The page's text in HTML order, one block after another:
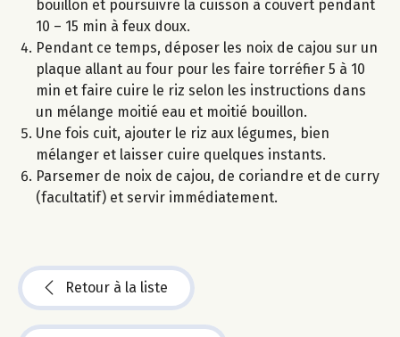
bouillon et poursuivre la cuisson à couvert pendant
10 – 15 min à feux doux.
Pendant ce temps, déposer les noix de cajou sur un
plaque allant au four pour les faire torréfier 5 à 10
min et faire cuire le riz selon les instructions dans
un mélange moitié eau et moitié bouillon.
Une fois cuit, ajouter le riz aux légumes, bien
mélanger et laisser cuire quelques instants.
Parsemer de noix de cajou, de coriandre et de curry
(facultatif) et servir immédiatement.
Retour à la liste